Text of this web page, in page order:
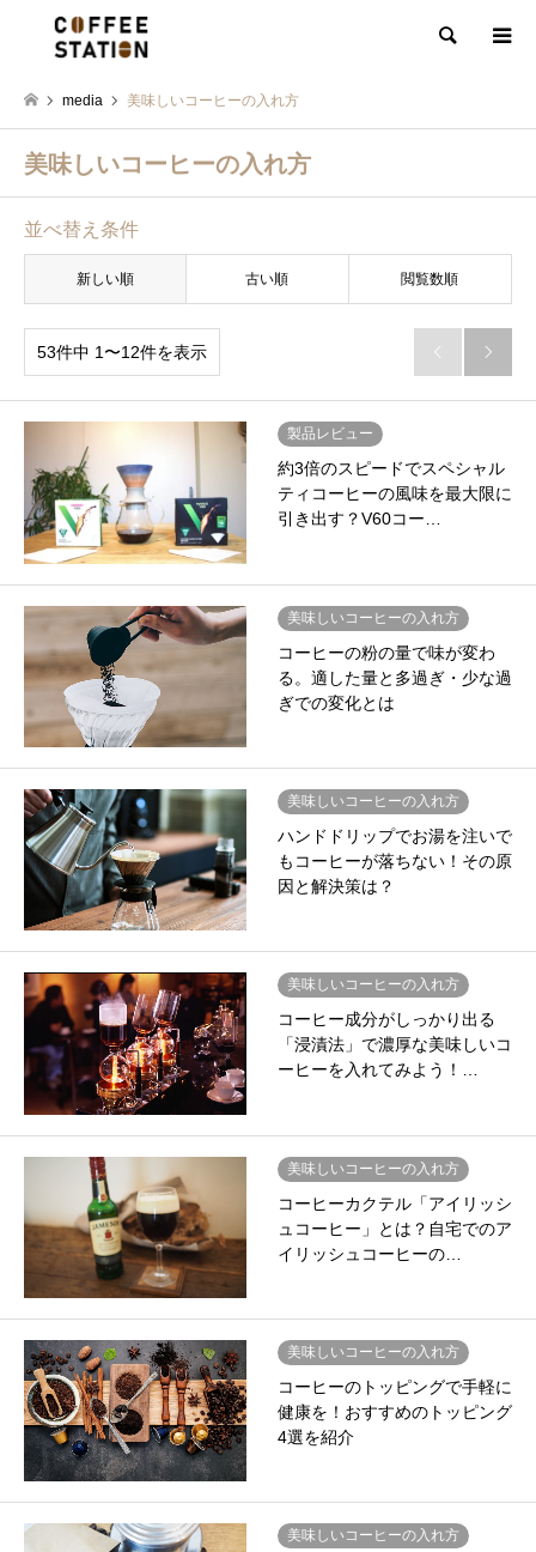
検索
media 美味しいコーヒーの入れ方
美味しいコーヒーの入れ方
並べ替え条件
新しい順 古い順 閲覧数順
53件中 1〜12件を表示  
製品レビュー
約3倍のスピードでスペシャル
ティコーヒーの風味を最大限に
引き出す？V60コー…
美味しいコーヒーの入れ方
コーヒーの粉の量で味が変わ
る。適した量と多過ぎ・少な過
ぎでの変化とは
美味しいコーヒーの入れ方
ハンドドリップでお湯を注いで
もコーヒーが落ちない！その原
因と解決策は？
美味しいコーヒーの入れ方
コーヒー成分がしっかり出る
「浸漬法」で濃厚な美味しいコ
ーヒーを入れてみよう！…
美味しいコーヒーの入れ方
コーヒーカクテル「アイリッシ
ュコーヒー」とは？自宅でのア
イリッシュコーヒーの…
美味しいコーヒーの入れ方
コーヒーのトッピングで手軽に
健康を！おすすめのトッピング
4選を紹介
美味しいコーヒーの入れ方